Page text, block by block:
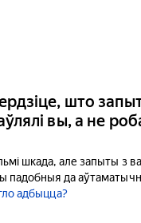
што
вы, а не
шкада, але запыты з
падобныя да
адбыцца?